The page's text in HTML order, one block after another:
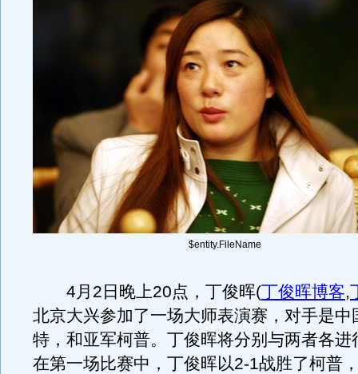
$entity.FileName
4月2日晚上20点，丁俊晖(丁俊晖博客,
北京大兴参加了一场大师表演赛，对手是中
特，和亚军柯普。丁俊晖将分别与两者各进
在第一场比赛中，丁俊晖以2-1战胜了柯普